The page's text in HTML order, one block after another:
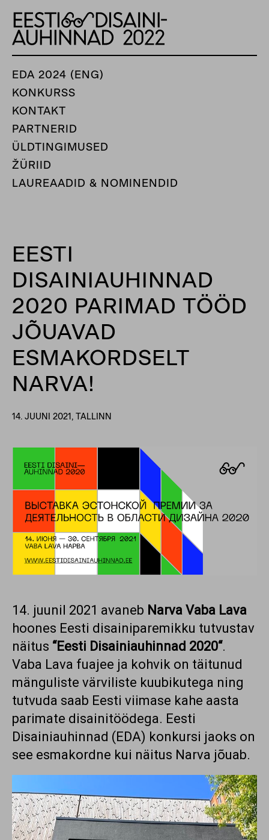
EDA 2024 (ENG)
KONKURSS
KONTAKT
PARTNERID
ÜLDTINGIMUSED
ŽÜRIID
LAUREAADID & NOMINENDID
EESTI
DISAINIAUHINNAD
2020 PARIMAD TÖÖD
JÕUAVAD
ESMAKORDSELT
NARVA!
14. JUUNI 2021, TALLINN
14. juunil 2021 avaneb Narva Vaba Lava
hoones Eesti disainiparemikku tutvustav
näitus ‘‘Eesti Disainiauhinnad 2020‘‘.
Vaba Lava fuajee ja kohvik on täitunud
mänguliste värviliste kuubikutega ning
tutvuda saab Eesti viimase kahe aasta
parimate disainitöödega. Eesti
Disainiauhinnad (EDA) konkursi jaoks on
see esmakordne kui näitus Narva jõuab.